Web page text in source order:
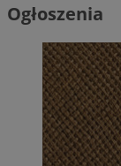
Ogłoszenia